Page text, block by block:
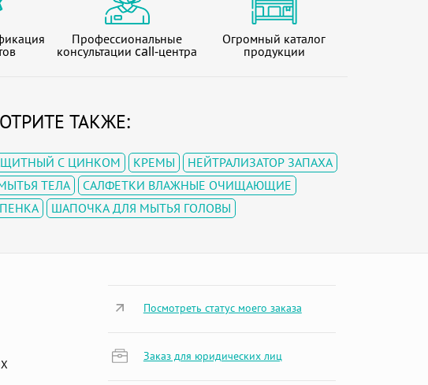
Профессиональные
консультации call-центра
Огромный каталог
продукции
ТАКЖЕ:
С ЦИНКОМ КРЕМЫ
НЕЙТРАЛИЗАТОР ЗАПАХА
ТЕЛА
САЛФЕТКИ ВЛАЖНЫЕ ОЧИЩАЮЩИЕ
ШАПОЧКА ДЛЯ МЫТЬЯ ГОЛОВЫ
Посмотреть статус моего заказа
Заказ для юридических лиц